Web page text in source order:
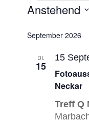
Anstehend
wählen.
September 2026
DI.
15
Neckar
15
Treff Q